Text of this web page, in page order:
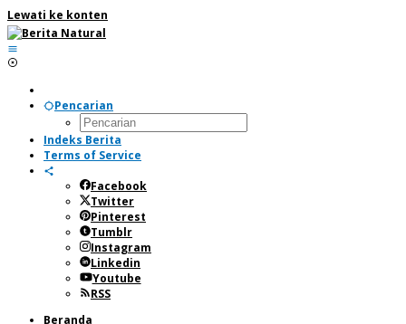
Lewati ke konten
Pencarian
Indeks Berita
Terms of Service
Facebook
Twitter
Pinterest
Tumblr
Instagram
Linkedin
Youtube
RSS
Beranda